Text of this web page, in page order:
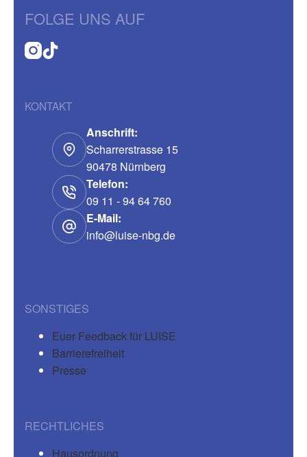
FOLGE UNS AUF
KONTAKT
Anschrift:
Scharrerstrasse 15
90478 Nürnberg
Telefon:
09 11 - 94 64 760
E-Mail:
info@luise-nbg.de
SONSTIGES
Euer Feedback für LUISE
Barrierefreiheit
Presse
RECHTLICHES
Hausordnung